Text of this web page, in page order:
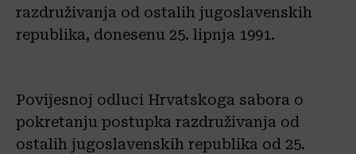
razdruživanja od ostalih jugoslavenskih
republika, donesenu 25. lipnja 1991.
Povijesnoj odluci Hrvatskoga sabora o
pokretanju postupka razdruživanja od
ostalih jugoslavenskih republika od 25.